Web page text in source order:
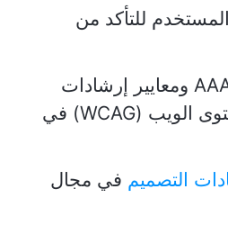
للتأكد من
تحقيق مستوى AAA ومعايير إرشادات
الوصول إلى محتوى الويب (WCAG) في
التصميم في مجال